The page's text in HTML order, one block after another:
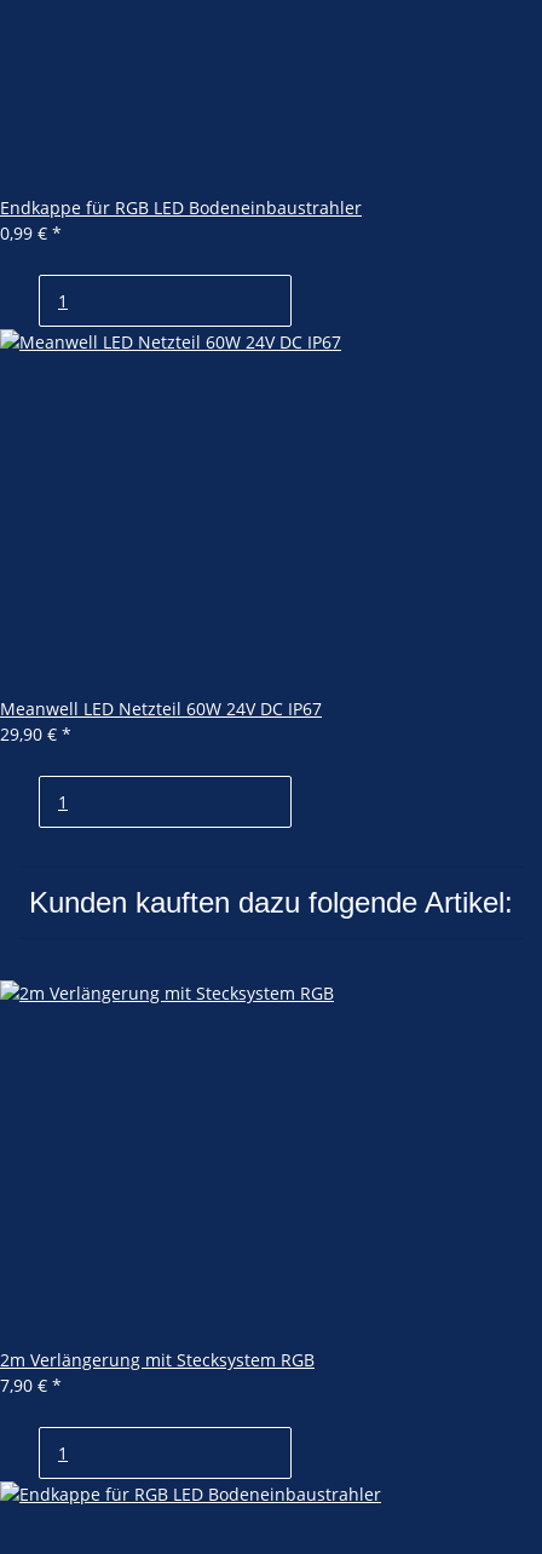
Endkappe für RGB LED Bodeneinbaustrahler
0,99 € *
Meanwell LED Netzteil 60W 24V DC IP67
29,90 € *
Kunden kauften dazu folgende Artikel:
2m Verlängerung mit Stecksystem RGB
7,90 € *